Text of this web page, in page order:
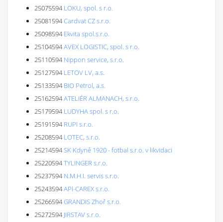
25075594 LOKU, spol. s r.o.
25081594Cardvat CZ s.r.o.
25098594 Ekvita spol.s.r.o.
25104594AVEX LOGISTIC, spol. s r.o.
25110594 Nippon service, s.r.o.
25127594 LETOV LV, a.s.
25133594 BIO Petrol, a.s.
25162594ATELIÉR ALMANACH, s.r.o.
25179594 LUDYHA spol. s r.o.
25191594 RUPI s.r.o.
25208594 LOTEC, s.r.o.
25214594SK Kdyně 1920 - fotbal s.r.o. v likvidaci
25220594TYLINGER s.r.o.
25237594 N.M.H.I. servis s.r.o.
25243594API-CAREX s.r.o.
25266594GRANDIS Zhoř s.r.o.
25272594 JIRSTAV s.r.o.